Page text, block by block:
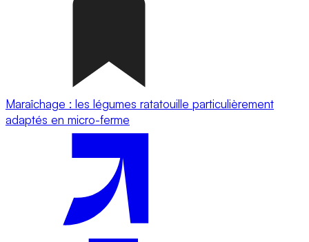
Maraîchage : les légumes ratatouille particulièrement
adaptés en micro-ferme